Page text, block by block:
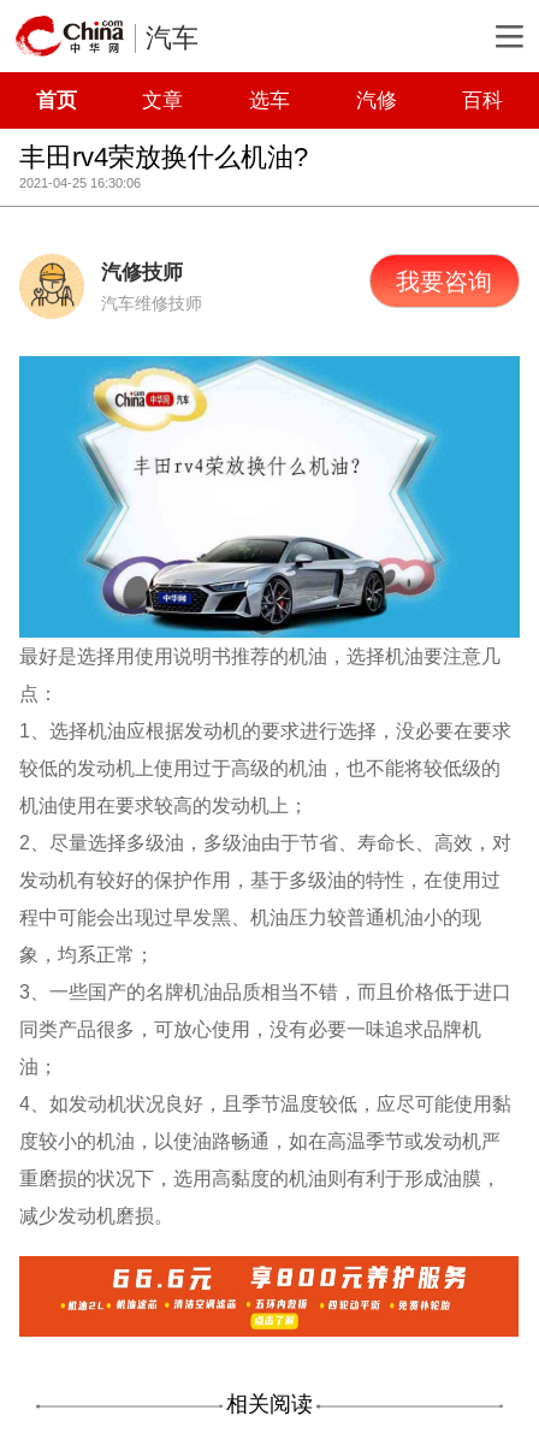
汽车
首页 文章 选车 汽修 百科
丰田rv4荣放换什么机油?
2021-04-25 16:30:06
汽修技师
汽车维修技师
我要咨询
最好是选择用使用说明书推荐的机油，选择机油要注意几
点：
1、选择机油应根据发动机的要求进行选择，没必要在要求
较低的发动机上使用过于高级的机油，也不能将较低级的
机油使用在要求较高的发动机上；
2、尽量选择多级油，多级油由于节省、寿命长、高效，对
发动机有较好的保护作用，基于多级油的特性，在使用过
程中可能会出现过早发黑、机油压力较普通机油小的现
象，均系正常；
3、一些国产的名牌机油品质相当不错，而且价格低于进口
同类产品很多，可放心使用，没有必要一味追求品牌机
油；
4、如发动机状况良好，且季节温度较低，应尽可能使用黏
度较小的机油，以使油路畅通，如在高温季节或发动机严
重磨损的状况下，选用高黏度的机油则有利于形成油膜，
减少发动机磨损。
相关阅读